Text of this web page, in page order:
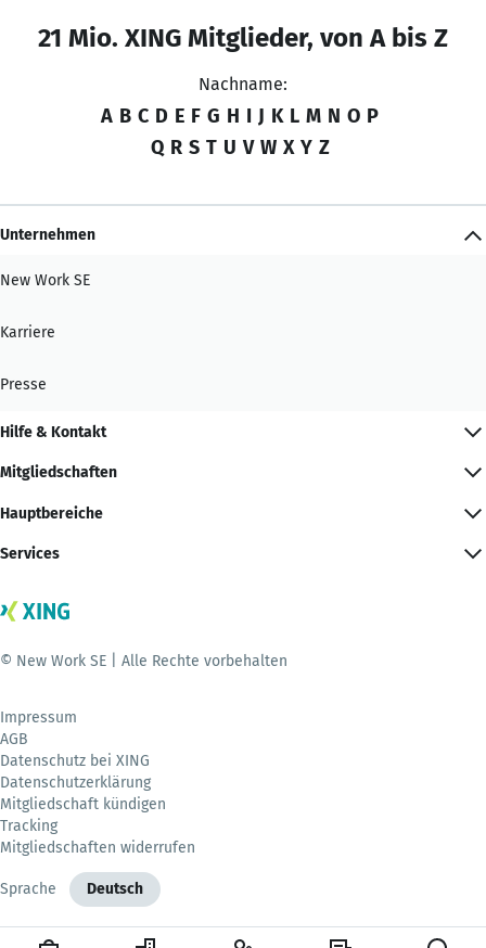
21 Mio. XING Mitglieder, von A bis Z
Nachname:
A B C D E F G H I J K L M N O P
Q R S T U V W X Y Z
Unternehmen
New Work SE
Karriere
Presse
Hilfe & Kontakt
Mitgliedschaften
Hauptbereiche
Services
© New Work SE | Alle Rechte vorbehalten
Impressum
AGB
Datenschutz bei XING
Datenschutzerklärung
Mitgliedschaft kündigen
Tracking
Mitgliedschaften widerrufen
Sprache Deutsch